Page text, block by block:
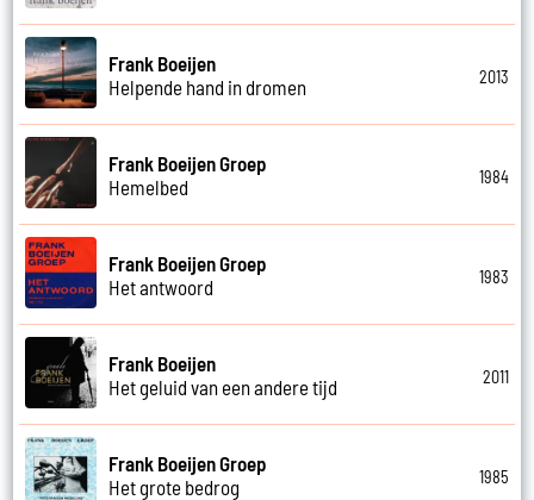
Frank Boeijen
Helpende hand in dromen
2013
Frank Boeijen Groep
Hemelbed
1984
Frank Boeijen Groep
Het antwoord
1983
Frank Boeijen
Het geluid van een andere tijd
2011
Frank Boeijen Groep
Het grote bedrog
1985